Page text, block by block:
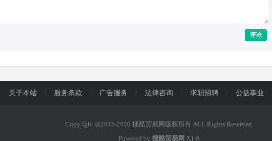
评论
关于本站 / 服务条款 / 广告服务 / 法律咨询 / 求职招聘 / 公益事业
Copyright ◎2015-2020 搜酷贸易网版权所有 ALL Rights Reserved.
Powered by 搜酷贸易网 X1.0